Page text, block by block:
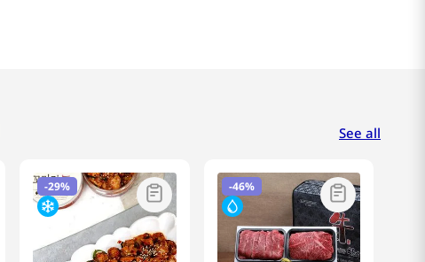
-29% -46%
See all